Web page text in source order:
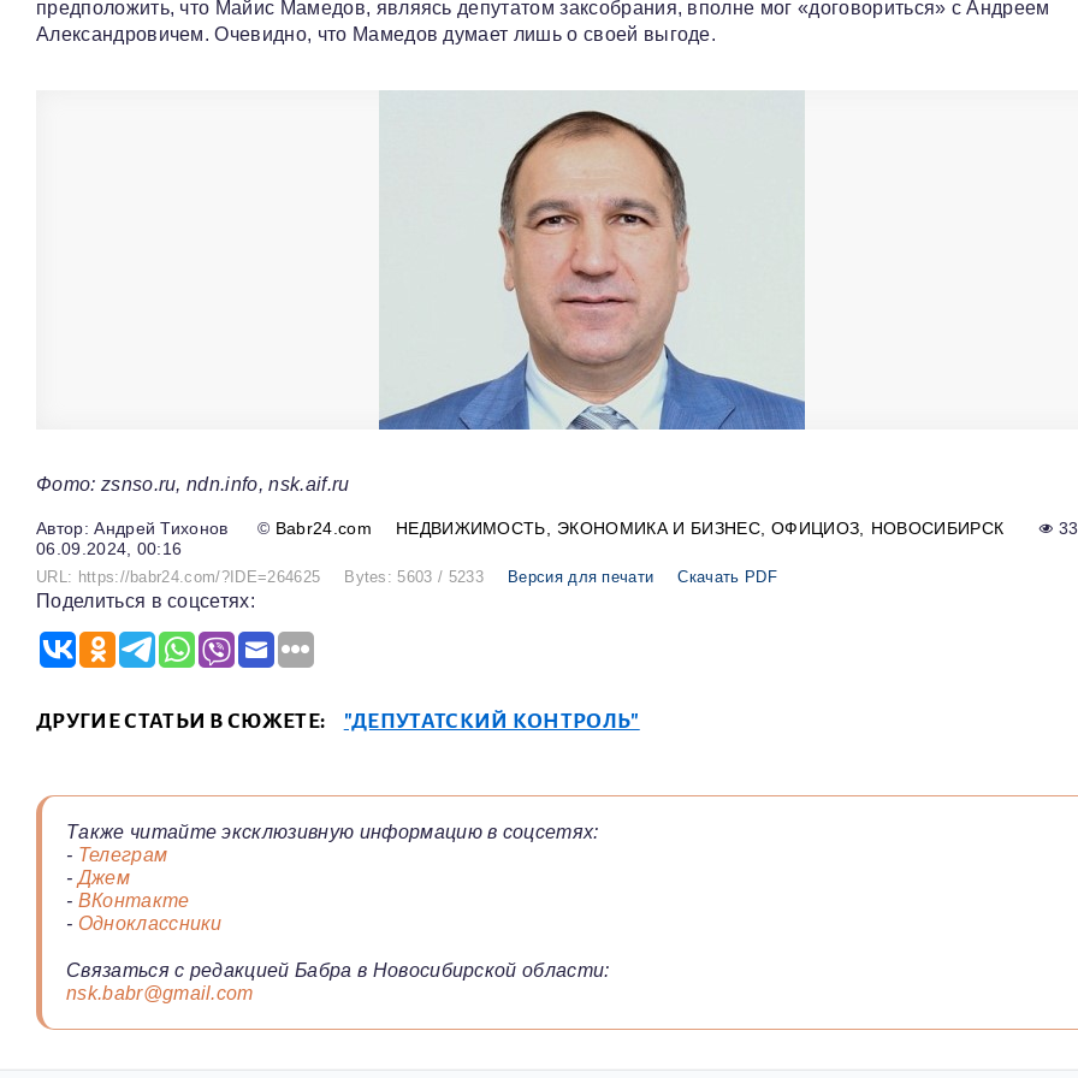
предположить, что Майис Мамедов, являясь депутатом заксобрания, вполне мог «договориться» с Андреем
Александровичем. Очевидно, что Мамедов думает лишь о своей выгоде.
Фото: zsnso.ru, ndn.info, nsk.aif.ru
Андрей Тихонов © Babr24.com НЕДВИЖИМОСТЬ ЭКОНОМИКА И БИЗНЕС ОФИЦИОЗ НОВОСИБИРСК
06.09.2024, 00:16
URL: https://babr24.com/?IDE=264625 Bytes: 5603 / 5233 Версия для печати Скачать PDF
Поделиться в соцсетях:
ДРУГИЕ СТАТЬИ В СЮЖЕТЕ: "ДЕПУТАТСКИЙ КОНТРОЛЬ"
Также читайте эксклюзивную информацию в соцсетях:
- Телеграм
-Джем
- ВКонтакте
- Одноклассники
Связаться с редакцией Бабра в Новосибирской области:
nsk.babr@gmail.com